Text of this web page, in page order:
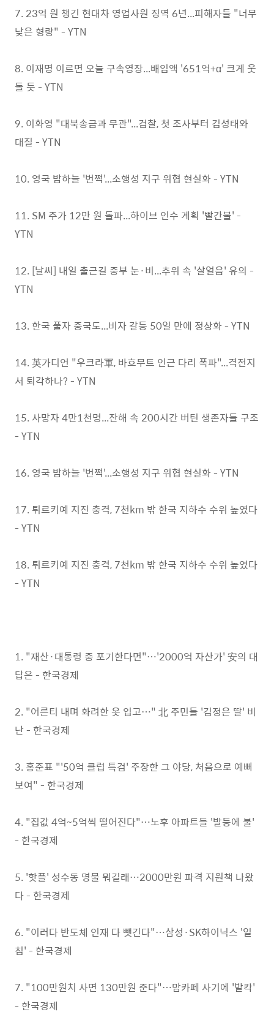
7. 23억 원 챙긴 현대차 영업사원 징역 6년...피해자들 "너무
낮은 형량" - YTN
8. 이재명 이르면 오늘 구속영장...배임액 '651억+α' 크게 웃
돌 듯 - YTN
9. 이화영 "대북송금과 무관"...검찰, 첫 조사부터 김성태와
대질 - YTN
10. 영국 밤하늘 '번쩍'...소행성 지구 위협 현실화 - YTN
11. SM 주가 12만 원 돌파...하이브 인수 계획 '빨간불' -
YTN
12. [날씨] 내일 출근길 중부 눈·비...추위 속 '살얼음' 유의 -
YTN
13. 한국 풀자 중국도...비자 갈등 50일 만에 정상화 - YTN
14. 英가디언 "우크라軍, 바흐무트 인근 다리 폭파"...격전지
서 퇴각하나? - YTN
15. 사망자 4만1천명...잔해 속 200시간 버틴 생존자들 구조
- YTN
16. 영국 밤하늘 '번쩍'...소행성 지구 위협 현실화 - YTN
17. 튀르키예 지진 충격, 7천km 밖 한국 지하수 수위 높였다
- YTN
18. 튀르키예 지진 충격, 7천km 밖 한국 지하수 수위 높였다
- YTN
1. "재산·대통령 중 포기한다면"…'2000억 자산가' 安의 대
답은 - 한국경제
2. "어른티 내며 화려한 옷 입고…" 北 주민들 '김정은 딸' 비
난 - 한국경제
3. 홍준표 "'50억 클럽 특검' 주장한 그 야당, 처음으로 예뻐
보여" - 한국경제
4. "집값 4억~5억씩 떨어진다"…노후 아파트들 '발등에 불'
- 한국경제
5. '핫플' 성수동 명물 뭐길래…2000만원 파격 지원책 나왔
다 - 한국경제
6. "이러다 반도체 인재 다 뺏긴다"…삼성·SK하이닉스 '일
침' - 한국경제
7. "100만원치 사면 130만원 준다"…맘카페 사기에 '발칵'
- 한국경제